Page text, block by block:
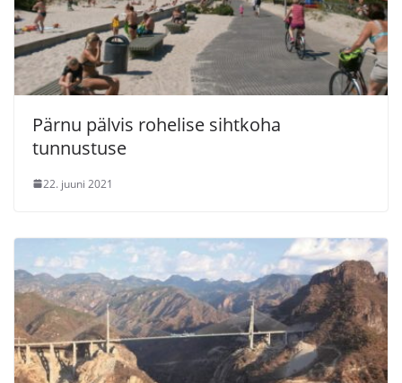
Pärnu pälvis rohelise sihtkoha
tunnustuse
22. juuni 2021